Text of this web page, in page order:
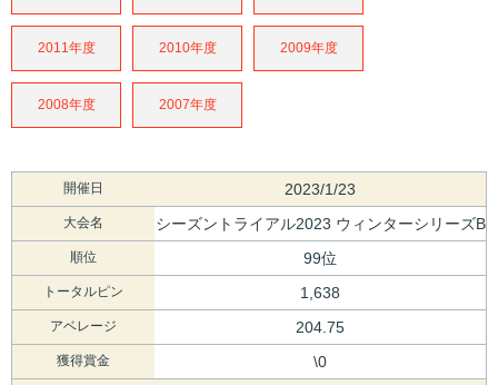
2011年度 2010年度 2009年度
2008年度 2007年度
開催日 2023/1/23
大会名 シーズントライアル2023 ウィンターシリーズB
順位 99位
トータルピン 1,638
アベレージ 204.75
獲得賞金 \0